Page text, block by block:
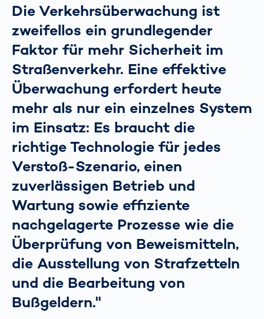
Die Verkehrsüberwachung ist
zweifellos ein grundlegender
Faktor für mehr Sicherheit im
Straßenverkehr. Eine effektive
Überwachung erfordert heute
mehr als nur ein einzelnes System
im Einsatz: Es braucht die
richtige Technologie für jedes
Verstoß-Szenario, einen
zuverlässigen Betrieb und
Wartung sowie effiziente
nachgelagerte Prozesse wie die
Überprüfung von Beweismitteln,
die Ausstellung von Strafzetteln
und die Bearbeitung von
Bußgeldern."